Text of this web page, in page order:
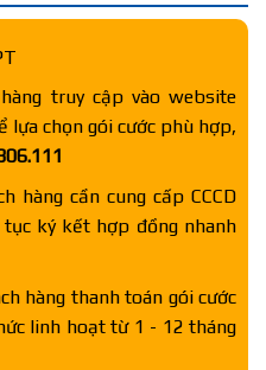
truy cập vào website
lựa chọn gói cước phù hợp,
hàng cần cung cấp CCCD
ký kết hợp đồng nhanh
hàng thanh toán gói cước
linh hoạt từ 1 - 12 tháng